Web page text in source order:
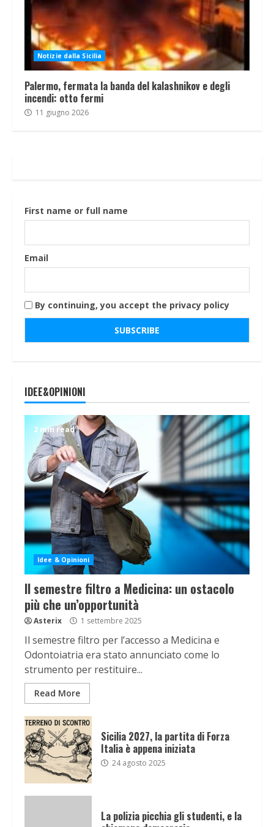
Notizie dalla Sicilia
Palermo, fermata la banda del kalashnikov e degli
incendi: otto fermi
11 giugno 2026
First name or full name
Email
By continuing, you accept the privacy policy
IDEE&OPINIONI
2 min read
Idee & Opinioni
Il semestre filtro a Medicina: un ostacolo
più che un’opportunità
Asterix 1 settembre 2025
Il semestre filtro per l’accesso a Medicina e
Odontoiatria era stato annunciato come lo
strumento per restituire...
Read More
Sicilia 2027, la partita di Forza
Italia è appena iniziata
24 agosto 2025
La polizia picchia gli studenti, e la